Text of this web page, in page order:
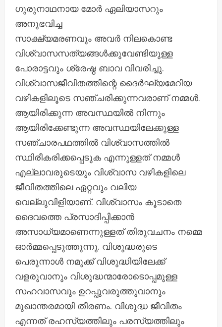
ഗുരുനാഥനായ മോർ ഏലിയാസറും
അനുഭവിച്ച
സാക്ഷ്യമരണവും അവർ നിലകൊണ്ട
വിശ്വാസസത്യങ്ങൾക്കുവേണ്ടിയുള്ള
പോരാട്ടവും ശ്രേഷ്ഠ ബാവ വിവരിച്ചു.
വിശ്വാസജീവിതത്തിന്റെ ദൈർഘ്യമേറിയ
വഴികളിലൂടെ സഞ്ചരിക്കുന്നവരാണ് നമ്മൾ.
ആയിരിക്കുന്ന അവസ്ഥയിൽ നിന്നും
ആയിരിക്കേണ്ടുന്ന അവസ്ഥയിലേക്കുള്ള
സഞ്ചാരപഥത്തിൽ വിശ്വാസത്തിൽ
സ്ഥിരീകരിക്കപ്പെടുക എന്നുള്ളത് നമ്മൾ
എല്ലാവരുടെയും വിശ്വാസ വഴികളിലെ
ജീവിതത്തിലെ ഏറ്റവും വലിയ
വെല്ലുവിളിയാണ്. വിശ്വാസം കൂടാതെ
ദൈവത്തെ പ്രസാദിപ്പിക്കാൻ
അസാധ്യമാണെന്നുള്ളത് തിരുവചനം നമ്മെ
ഓർമ്മപ്പെടുത്തുന്നു. വിശുദ്ധരുടെ
പെരുന്നാൾ നമുക്ക് വിശുദ്ധിയിലേക്ക്
വളരുവാനും വിശുദ്ധന്മാരോടൊപ്പമുള്ള
സഹവാസവും ഉറപ്പുവരുത്തുവാനും
മുഖാന്തരമായി തീരണം. വിശുദ്ധ ജീവിതം
എന്നത് രഹസ്യത്തിലും പരസ്യത്തിലും